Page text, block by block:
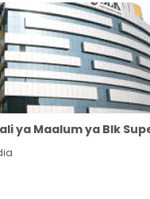
ya Maalum ya Blk